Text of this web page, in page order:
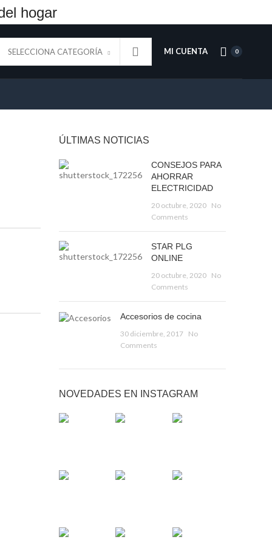
hogar
SELECCIONA CATEGORÍA MI CUENTA 0
ÚLTIMAS NOTICIAS
CONSEJOS PARA
AHORRAR
ELECTRICIDAD
20 octubre, 2020 No
Comments
STAR PLG
ONLINE
20 octubre, 2020 No
Comments
Accesorios de cocina
30 diciembre, 2017
No
Comments
NOVEDADES EN INSTAGRAM